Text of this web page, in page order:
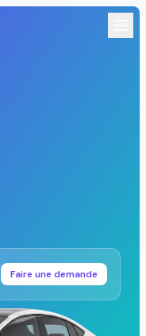
Faire une demande